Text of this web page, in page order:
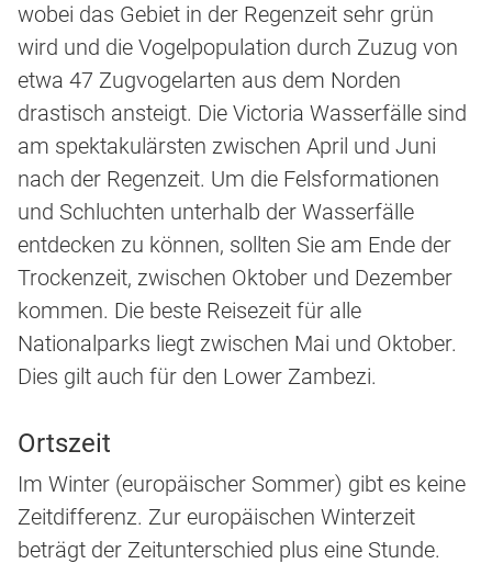
wobei das Gebiet in der Regenzeit sehr grün
wird und die Vogelpopulation durch Zuzug von
etwa 47 Zugvogelarten aus dem Norden
drastisch ansteigt. Die Victoria Wasserfälle sind
am spektakulärsten zwischen April und Juni
nach der Regenzeit. Um die Felsformationen
und Schluchten unterhalb der Wasserfälle
entdecken zu können, sollten Sie am Ende der
Trockenzeit, zwischen Oktober und Dezember
kommen. Die beste Reisezeit für alle
Nationalparks liegt zwischen Mai und Oktober.
Dies gilt auch für den Lower Zambezi.
Ortszeit
Im Winter (europäischer Sommer) gibt es keine
Zeitdifferenz. Zur europäischen Winterzeit
beträgt der Zeitunterschied plus eine Stunde.